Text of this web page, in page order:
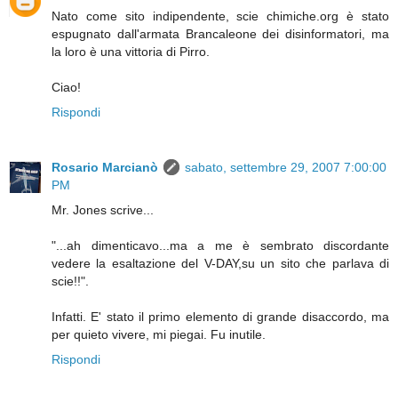
Nato come sito indipendente, scie chimiche.org è stato
espugnato dall'armata Brancaleone dei disinformatori, ma
la loro è una vittoria di Pirro.
Ciao!
Rispondi
Rosario Marcianò
sabato, settembre 29, 2007 7:00:00
PM
Mr. Jones scrive...
"...ah dimenticavo...ma a me è sembrato discordante
vedere la esaltazione del V-DAY,su un sito che parlava di
scie!!".
Infatti. E' stato il primo elemento di grande disaccordo, ma
per quieto vivere, mi piegai. Fu inutile.
Rispondi